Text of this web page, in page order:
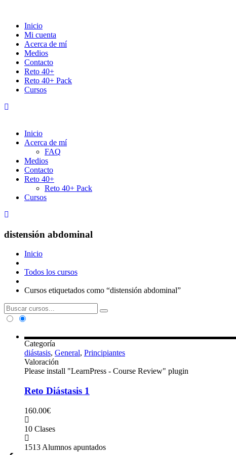
Inicio
Mi cuenta
Acerca de mí
Medios
Contacto
Reto 40+
Reto 40+ Pack
Cursos
Inicio
Acerca de mí
FAQ
Medios
Contacto
Reto 40+
Reto 40+ Pack
Cursos
distensión abdominal
Inicio
Todos los cursos
Cursos etiquetados como “distensión abdominal”
Categoría
diástasis, General, Principiantes
Valoración
Please install "LearnPress - Course Review" plugin
Reto Diástasis 1
160.00€
10 Clases
1513 Alumnos apuntados